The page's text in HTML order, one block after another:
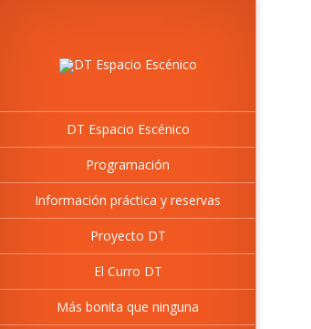
DT Espacio Escénico
Programación
Información práctica y reservas
Proyecto DT
El Curro DT
Más bonita que ninguna